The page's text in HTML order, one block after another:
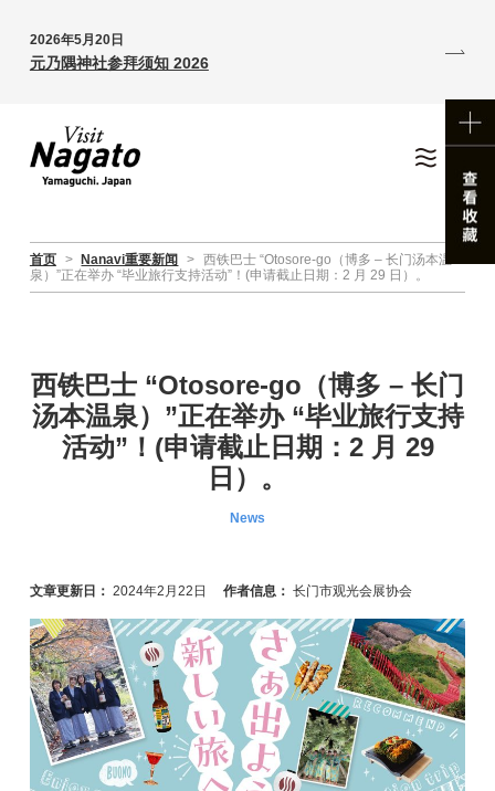
2026年5月20日
元乃隅神社参拜须知 2026
首页 > Nanavi重要新闻 > 西铁巴士 “Otosore-go（博多 – 长门汤本温
泉）”正在举办 “毕业旅行支持活动”！(申请截止日期：2 月 29 日）。
西铁巴士 “Otosore-go（博多 – 长门
汤本温泉）”正在举办 “毕业旅行支持
活动”！(申请截止日期：2 月 29
日）。
News
文章更新日： 2024年2月22日 作者信息： 长门市观光会展协会